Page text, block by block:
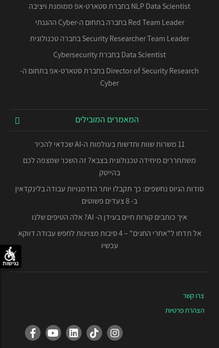
NLP Data Scientist בחברת סטארט-אפ ממומנת ויציבה
Red Team Leader בחברה בתחום ה-Cyber ההגנתי
Security Researcher Team Leader בחברה טכנולוגית
Data Scientist בחברת Cybersecurity
Director of Security Research בחברת סטארט-אפ בתחום ה-
Cyber
המאמרים המובילים
11 משרות שוות וחדשות בעולמות ה-AI שכדאי להכיר
משתחררים מיחידה טכנולוגית בצבא? זה השכר שמצפה לכם
בהייטק
סודות הגיוס נחשפים: כך תקבלו יותר הזדמנויות עבודה בלינקדאין
ב- 8 צעדים פשוטים
איך כותבים קורות חיים בעידן ה- AI? אלה הטיפים שלנו
אל תדחו ל"אחרי החגים" – 4 סיבות מצוינות לחפש עבודה דווקא
עכשיו
צרו קשר
הצהרת פרטיות
נגישות